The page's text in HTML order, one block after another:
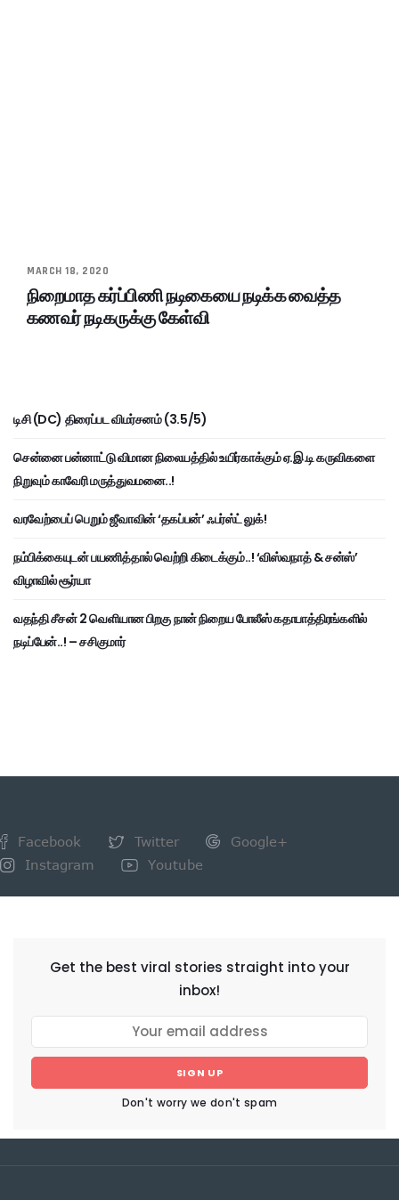
MARCH 18, 2020
நிறைமாத கர்ப்பிணி நடிகையை நடிக்க வைத்த
கணவர் நடிகருக்கு கேள்வி
டிசி (DC) திரைப்பட விமர்சனம் (3.5/5)
சென்னை பன்னாட்டு விமான நிலையத்தில் உயிர்காக்கும் ஏ.இ.டி கருவிகளை
நிறுவும் காவேரி மருத்துவமனை..!
வரவேற்பைப் பெறும் ஜீவாவின் ‘தகப்பன்’ ஃபர்ஸ்ட் லுக்!
நம்பிக்கையுடன் பயணித்தால் வெற்றி கிடைக்கும்..! ‘விஸ்வநாத் & சன்ஸ்’
விழாவில் சூர்யா
வதந்தி சீசன் 2 வெளியான பிறகு நான் நிறைய போலீஸ் கதாபாத்திரங்களில்
நடிப்பேன்..! – சசிகுமார்
Facebook Twitter
Google+
Instagram
Youtube
Get the best viral stories straight into your
inbox!
SIGN UP
Don't worry we don't spam